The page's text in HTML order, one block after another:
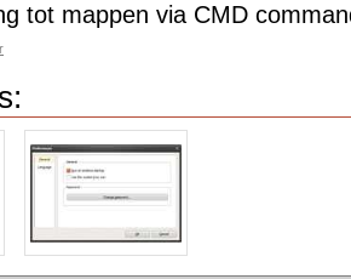
tot mappen via CMD